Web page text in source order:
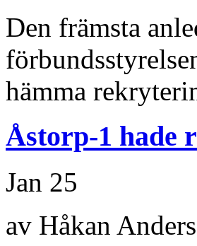
Den främsta
hämma
Åstorp-1 hade
Jan 25
av Håkan